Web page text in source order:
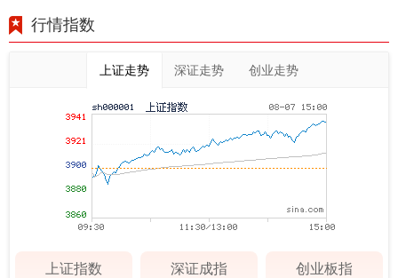
行情指数
上证走势 深证走势 创业走势
上证指数 深证成指 创业板指